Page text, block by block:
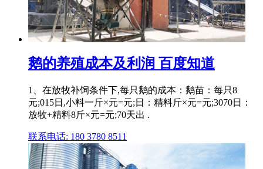
鹅的养殖成本及利润 百度知道
1、在放牧补饲条件下,每只鹅的成本：鹅苗：每只8
元;015日,小料一斤×元=元;日：精料斤×元=元;3070日：
放牧+精料8斤×元=元;70天出 .
联系电话: 180 3780 8511